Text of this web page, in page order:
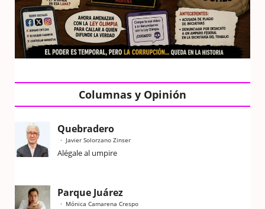
Columnas y Opinión
Quebradero
Javier Solorzano Zinser
Alégale al umpire
Parque Juárez
Mónica Camarena Crespo